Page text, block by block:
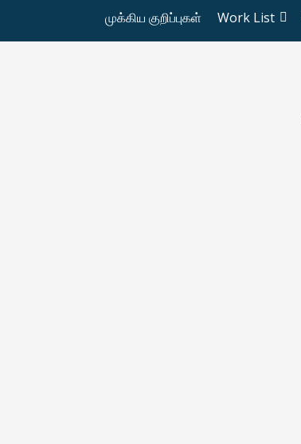
முக்கிய குறிப்புகள் Work List